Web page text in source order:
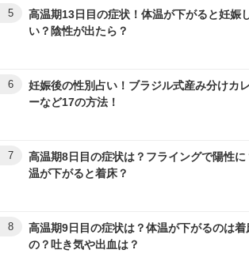
5
高温期13日目の症状！体温が下がると妊娠
い？陰性が出たら？
6
妊娠後の性別占い！ブラジル式産み分けカ
ーなど17の方法！
7
高温期8日目の症状は？フライングで陽性に
温が下がると着床？
8
高温期9日目の症状は？体温が下がるのは着
の？吐き気や出血は？